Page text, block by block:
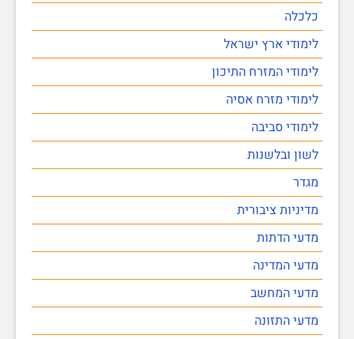
כלכלה
לימודי ארץ ישראל
לימודי המזרח התיכון
לימודי מזרח אסיה
לימודי סביבה
לשון ובלשנות
מגדר
מדיניות ציבורית
מדעי הדתות
מדעי המדינה
מדעי המחשב
מדעי התזונה